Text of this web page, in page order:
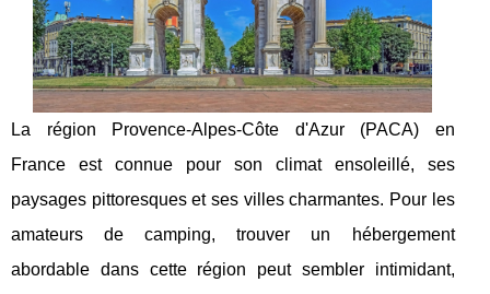
La région Provence-Alpes-Côte d'Azur (PACA) en
France est connue pour son climat ensoleillé, ses
paysages pittoresques et ses villes charmantes. Pour les
amateurs de camping, trouver un hébergement
abordable dans cette région peut sembler intimidant,